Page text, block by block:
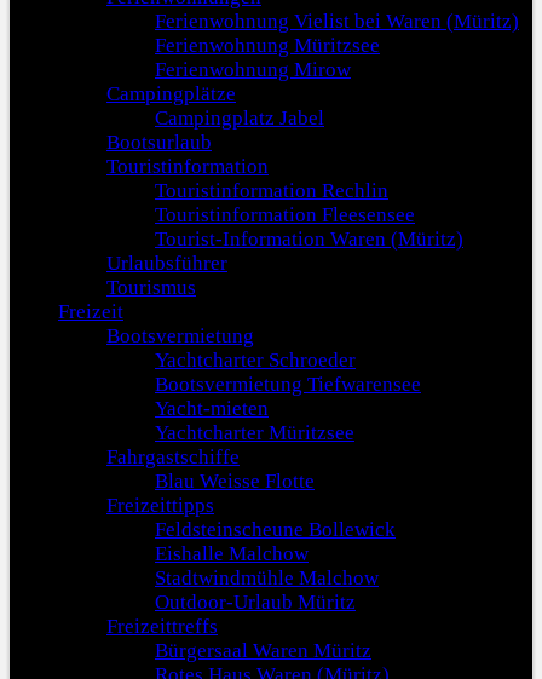
Ferienwohnung Vielist bei Waren (Müritz)
Ferienwohnung Müritzsee
Ferienwohnung Mirow
Campingplätze
Campingplatz Jabel
Bootsurlaub
Touristinformation
Touristinformation Rechlin
Touristinformation Fleesensee
Tourist-Information Waren (Müritz)
Urlaubsführer
Tourismus
Freizeit
Bootsvermietung
Yachtcharter Schroeder
Bootsvermietung Tiefwarensee
Yacht-mieten
Yachtcharter Müritzsee
Fahrgastschiffe
Blau Weisse Flotte
Freizeittipps
Feldsteinscheune Bollewick
Eishalle Malchow
Stadtwindmühle Malchow
Outdoor-Urlaub Müritz
Freizeittreffs
Bürgersaal Waren Müritz